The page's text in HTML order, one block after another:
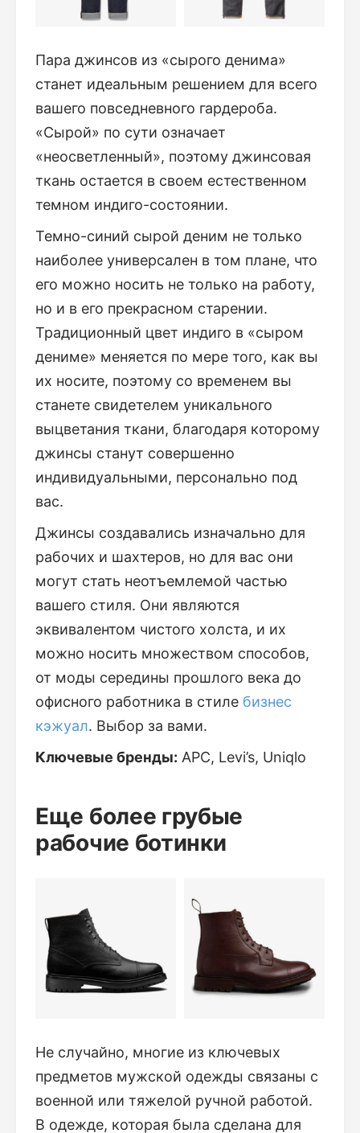
Пара джинсов из «сырого денима»
станет идеальным решением для всего
вашего повседневного гардероба.
«Сырой» по сути означает
«неосветленный», поэтому джинсовая
ткань остается в своем естественном
темном индиго-состоянии.
Темно-синий сырой деним не только
наиболее универсален в том плане, что
его можно носить не только на работу,
но и в его прекрасном старении.
Традиционный цвет индиго в «сыром
дениме» меняется по мере того, как вы
их носите, поэтому со временем вы
станете свидетелем уникального
выцветания ткани, благодаря которому
джинсы станут совершенно
индивидуальными, персонально под
вас.
Джинсы создавались изначально для
рабочих и шахтеров, но для вас они
могут стать неотъемлемой частью
вашего стиля. Они являются
эквивалентом чистого холста, и их
можно носить множеством способов,
от моды середины прошлого века до
офисного работника в стиле бизнес
кэжуал. Выбор за вами.
Ключевые бренды: APC, Levi’s, Uniqlo
Еще более грубые
рабочие ботинки
Не случайно, многие из ключевых
предметов мужской одежды связаны с
военной или тяжелой ручной работой.
В одежде, которая была сделана для